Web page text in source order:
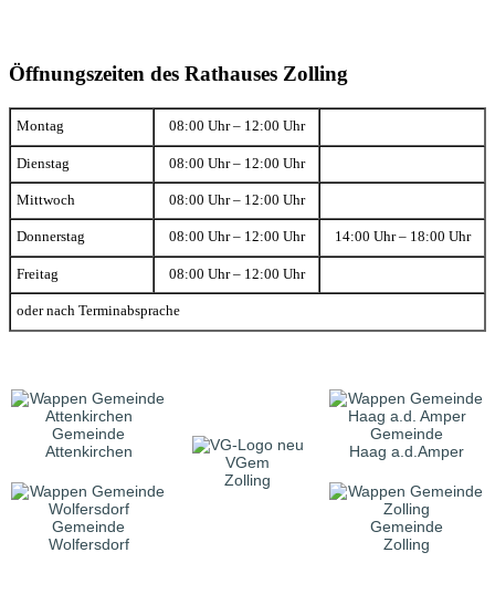
Öffnungszeiten des Rathauses Zolling
Montag 08:00 Uhr – 12:00 Uhr
Dienstag 08:00 Uhr – 12:00 Uhr
Mittwoch 08:00 Uhr – 12:00 Uhr
Donnerstag 08:00 Uhr – 12:00 Uhr 14:00 Uhr – 18:00 Uhr
Freitag 08:00 Uhr – 12:00 Uhr
oder nach Terminabsprache
Gemeinde
Attenkirchen
VGem
Zolling
Gemeinde
Haag a.d.Amper
Gemeinde
Wolfersdorf
Gemeinde
Zolling